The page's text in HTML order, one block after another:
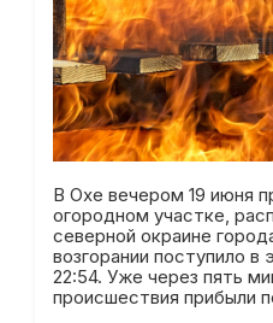
В Охе вечером 19 июня
огородном участке,
северной окраине
возгорании поступило
22:54. Уже через пять
происшествия прибыли